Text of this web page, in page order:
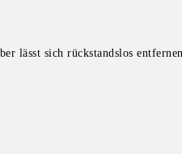
lässt sich rückstandslos